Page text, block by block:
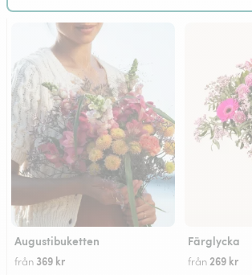
Augustibuketten
från 369 kr
Färglycka
från 269 kr